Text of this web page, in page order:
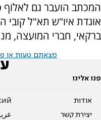
המכתב הועבר גם לאלוף
אוגדת איו"ש תא"ל
ברקאי, חברי המועצה,
מצאתם טעות או
פנו אלינו
אודות
יצירת קשר